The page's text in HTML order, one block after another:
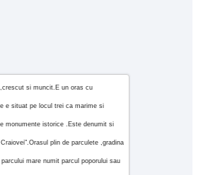
si muncit.E un oras cu
e situat pe locul trei ca marime si
monumente istorice .Este denumit si
plin de parculete ,gradina
mare numit parcul poporului sau